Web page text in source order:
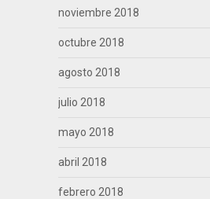
noviembre 2018
octubre 2018
agosto 2018
julio 2018
mayo 2018
abril 2018
febrero 2018